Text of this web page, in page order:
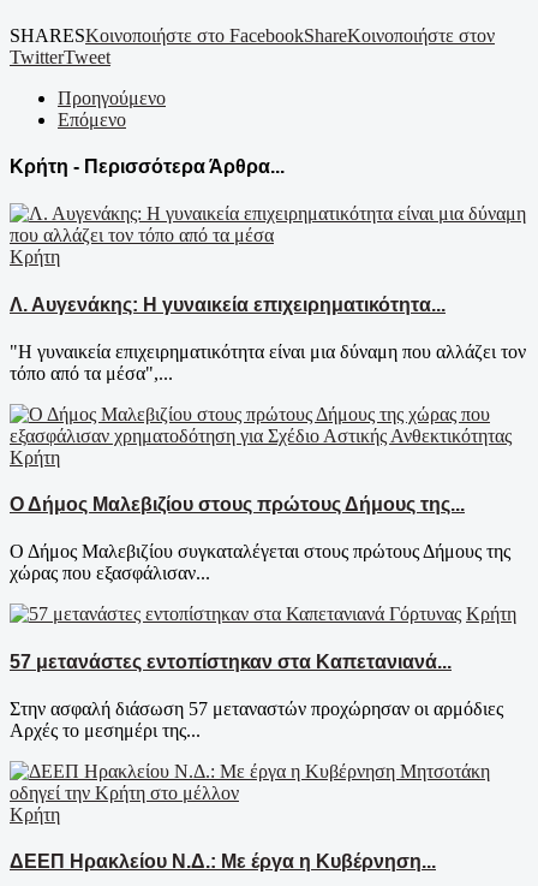
SHARESΚοινοποιήστε στο FacebookShareΚοινοποιήστε στον
TwitterTweet
Προηγούμενο
Επόμενο
Κρήτη - Περισσότερα Άρθρα...
Κρήτη
Λ. Αυγενάκης: Η γυναικεία επιχειρηματικότητα...
"Η γυναικεία επιχειρηματικότητα είναι μια δύναμη που αλλάζει τον
τόπο από τα μέσα",...
Κρήτη
Ο Δήμος Μαλεβιζίου στους πρώτους Δήμους της...
Ο Δήμος Μαλεβιζίου συγκαταλέγεται στους πρώτους Δήμους της
χώρας που εξασφάλισαν...
Κρήτη
57 μετανάστες εντοπίστηκαν στα Καπετανιανά...
Στην ασφαλή διάσωση 57 μεταναστών προχώρησαν οι αρμόδιες
Αρχές το μεσημέρι της...
Κρήτη
ΔΕΕΠ Ηρακλείου Ν.Δ.: Με έργα η Κυβέρνηση...